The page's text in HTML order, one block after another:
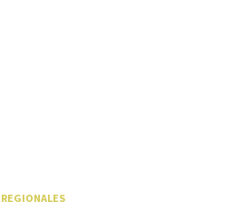
REGIONALES